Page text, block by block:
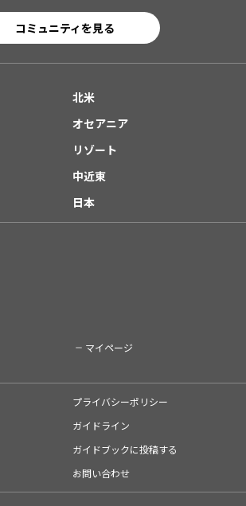
コミュニティを見る
北米
オセアニア
リゾート
中近東
日本
マイページ
プライバシーポリシー
ガイドライン
ガイドブックに投稿する
お問い合わせ